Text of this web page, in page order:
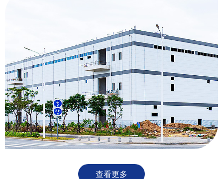
查看更多